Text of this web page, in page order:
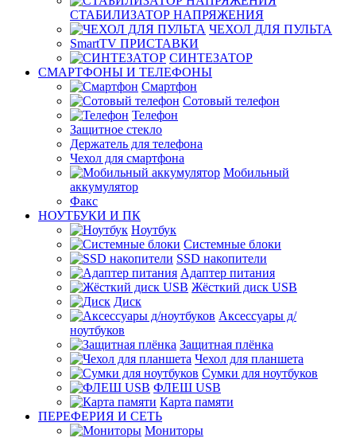
СТАБИЛИЗАТОР НАПРЯЖЕНИЯ
ЧЕХОЛ ДЛЯ ПУЛЬТА
SmartTV ПРИСТАВКИ
СИНТЕЗАТОР
СМАРТФОНЫ И ТЕЛЕФОНЫ
Смартфон
Сотовый телефон
Телефон
Защитное стекло
Держатель для телефона
Чехол для смартфона
Мобильный
аккумулятор
Факс
НОУТБУКИ И ПК
Ноутбук
Системные блоки
SSD накопители
Адаптер питания
Жёсткий диск USB
Диск
Аксессуары д/
ноутбуков
Защитная плёнка
Чехол для планшета
Сумки для ноутбуков
ФЛЕШ USB
Карта памяти
ПЕРЕФЕРИЯ И СЕТЬ
Мониторы